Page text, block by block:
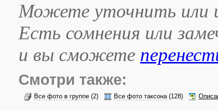
Можете уточнить или
Есть сомнения или
и вы сможете
Смотри также:
Все фото в группе (2) Все фото таксона(128)